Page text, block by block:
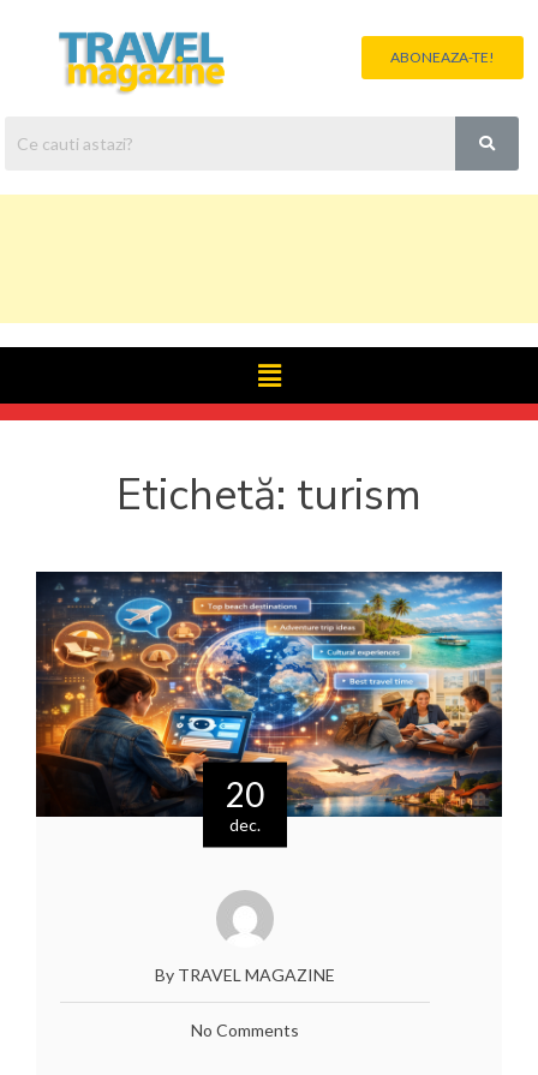
ABONEAZA-TE!
Etichetă: turism
20
dec.
By TRAVEL MAGAZINE
No Comments